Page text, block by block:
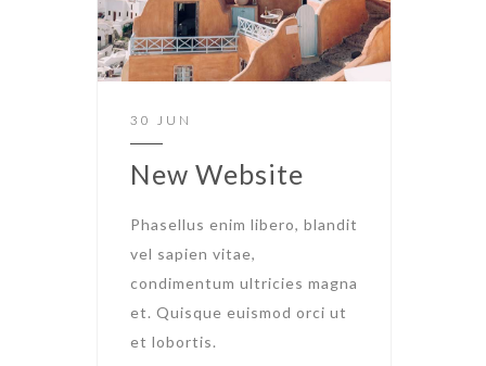
30 JUN
New Website
Phasellus enim libero, blandit
vel sapien vitae,
condimentum ultricies magna
et. Quisque euismod orci ut
et lobortis.